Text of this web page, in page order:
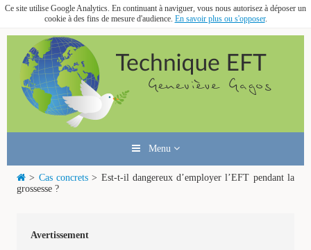
Ce site utilise Google Analytics. En continuant à naviguer, vous nous autorisez à déposer un
cookie à des fins de mesure d'audience. En savoir plus ou s'opposer.
Menu
> Cas concrets> Est-t-il dangereux d’employer l’EFT pendant la
grossesse ?
Avertissement